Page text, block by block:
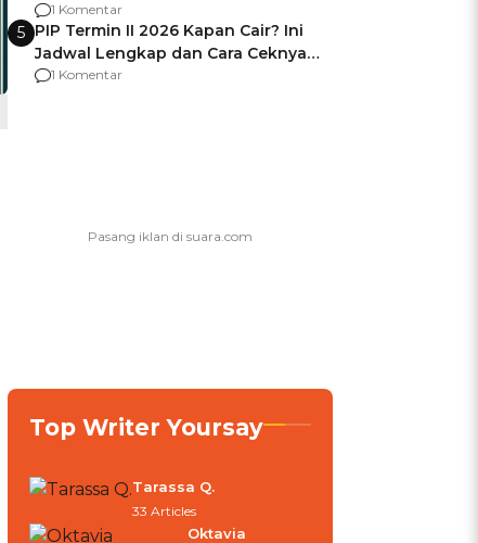
Berencana Pakai Jimat di Pakansari
1 Komentar
5 PIP Termin II 2026 Kapan Cair? Ini
Jadwal Lengkap dan Cara Ceknya
agar Dana Tidak Hangus!
1 Komentar
Top Writer Yoursay
Tarassa Q.
33 Articles
Oktavia